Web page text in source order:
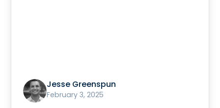
Jesse Greenspun
February 3, 2025